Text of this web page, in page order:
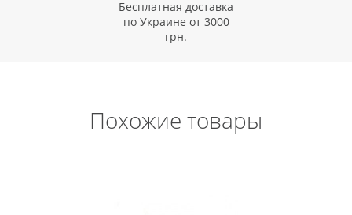
Бесплатная доставка
по Украине от 3000
грн.
Похожие товары